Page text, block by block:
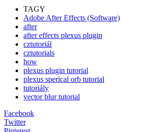
TAGY
Adobe After Effects (Software)
after
after effects plexus plugin
cztutoriál
cztutorials
how
plexus plugin tutorial
plexus sperical orb tutorial
tutoriály
vector blur tutorial
Facebook
Twitter